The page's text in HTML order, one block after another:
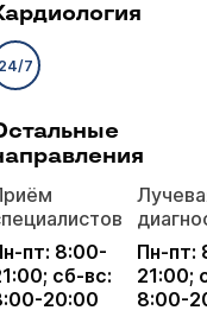
Это значит,
очно обратиться
24/7
пт: 8:00-
сб-вс:
20:00
Пн-пт:
21:00;
8:00-